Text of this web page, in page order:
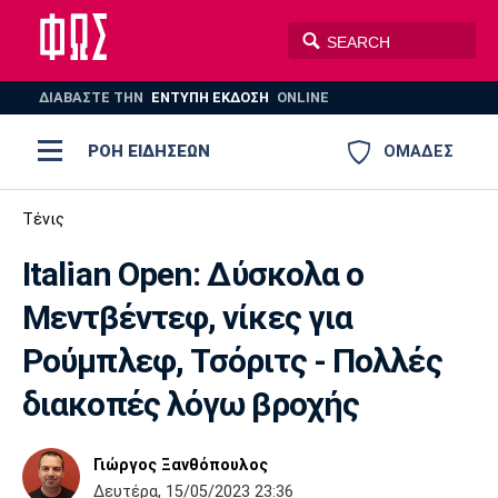
ΔΙΑΒΑΣΤΕ THN ΕΝΤΥΠΗ ΕΚΔΟΣΗ ONLINE
ΟΜΑΔΕΣ
ΡΟΗ ΕΙΔΗΣΕΩΝ
AUTO-MOTO PLUS
Ποδόσφαιρο
Super League 1
Super League 2
Γ Εθνική
Μπάσκετ
Ελλάδα
Εθνική
Ολυμπιακοί Αγώνες
Βόλεϊ
Ολυμπιακός ΑΕΚ ΠΑΟΚ
Τένις
Italian Open: Δύσκολα ο
Μεντβέντεφ, νίκες για
Ρούμπλεφ, Τσόριτς - Πολλές
διακοπές λόγω βροχής
Γιώργος Ξανθόπουλος
Δευτέρα, 15/05/2023 23:36